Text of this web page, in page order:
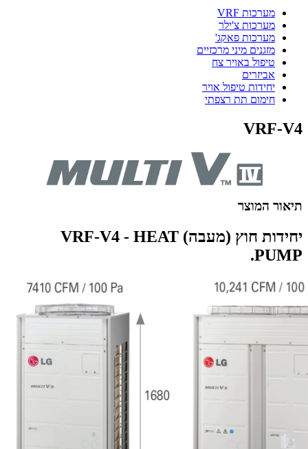
מערכות VRF
מערכות צ'ילר
מערכות פאקג'
מזגנים מיני מרכזיים
טיפול באויר צח
אביזרים
יחידות טיפול אויר
חימום תת רצפתי
VRF-V4
תיאור המוצר
יחידות חוץ (מעבה) VRF-V4 - HEAT
PUMP.